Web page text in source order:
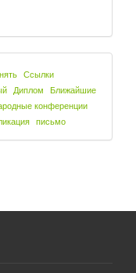
Ссылки
Диплом Ближайшие
конференции
письмо